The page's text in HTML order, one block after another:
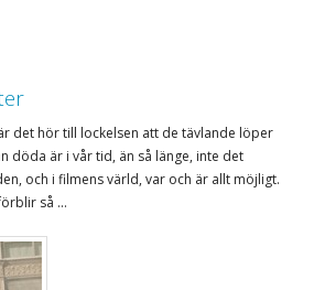
det hör till lockelsen att de tävlande löper
döda är i vår tid, än så länge, inte det
och i filmens värld, var och är allt möjligt.
så ...